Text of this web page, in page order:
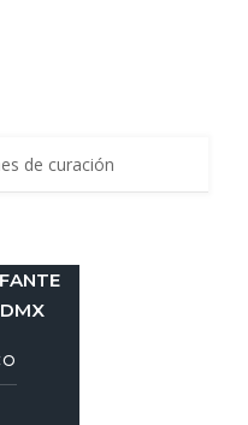
de curación